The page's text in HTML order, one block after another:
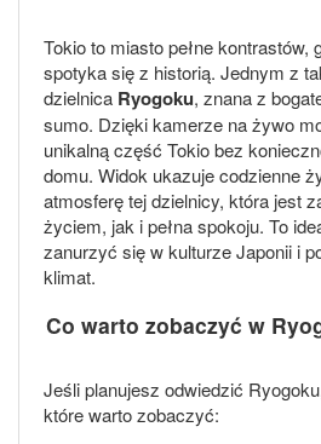
Tokio to miasto pełne kontrastów,
spotyka się z historią. Jednym z
dzielnica Ryogoku, znana z
sumo. Dzięki kamerze na żywo
unikalną część Tokio bez
domu. Widok ukazuje codzienne
atmosferę tej dzielnicy, która jest
życiem, jak i pełna spokoju. To
zanurzyć się w kulturze Japonii i
klimat.
Co warto zobaczyć w
Jeśli planujesz odwiedzić
które warto zobaczyć: